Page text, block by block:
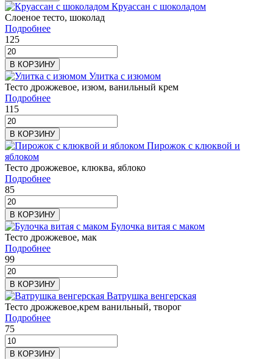
Круассан с шоколадом
Слоеное тесто, шоколад
Подробнее
125
В КОРЗИНУ
Улитка с изюмом
Тесто дрожжевое, изюм, ванильный крем
Подробнее
115
В КОРЗИНУ
Пирожок с клюквой и
яблоком
Тесто дрожжевое, клюква, яблоко
Подробнее
85
В КОРЗИНУ
Булочка витая с маком
Тесто дрожжевое, мак
Подробнее
99
В КОРЗИНУ
Ватрушка венгерская
Тесто дрожжевое,крем ванильный, творог
Подробнее
75
В КОРЗИНУ